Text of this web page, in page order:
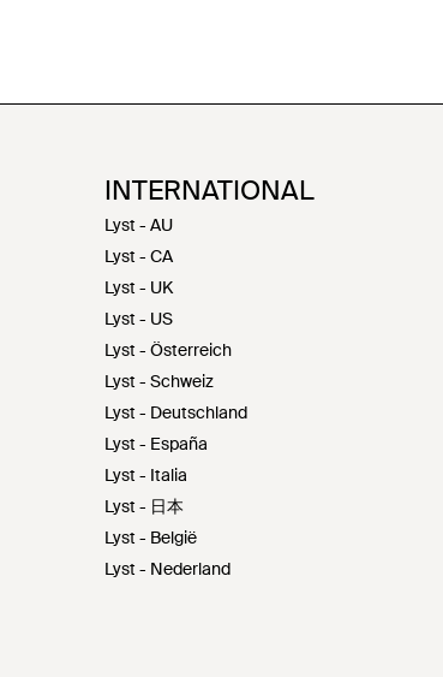
INTERNATIONAL
Lyst - AU
Lyst - CA
Lyst - UK
Lyst - US
Lyst - Österreich
Lyst - Schweiz
Lyst - Deutschland
Lyst - España
Lyst - Italia
Lyst - 日本
Lyst - België
Lyst - Nederland